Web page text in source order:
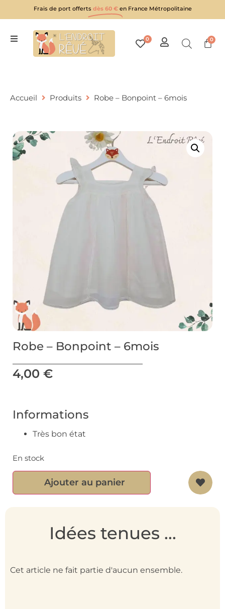
Frais de port offerts dès 60 € en France Métropolitaine
0 0
Accueil Produits Robe – Bonpoint – 6mois
Robe – Bonpoint – 6mois
4,00 €
Informations
Très bon état
En stock
Ajouter au panier
Idées tenues ...
Cet article ne fait partie d'aucun ensemble.